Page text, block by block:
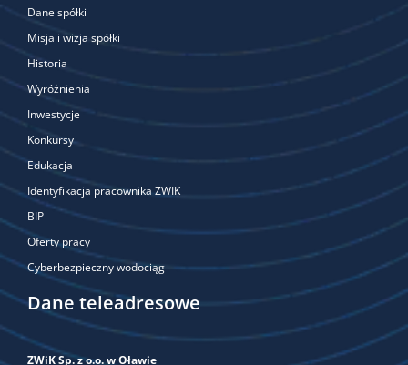
Dane spółki
Misja i wizja spółki
Historia
Wyróżnienia
Inwestycje
Konkursy
Edukacja
Identyfikacja pracownika ZWIK
BIP
Oferty pracy
Cyberbezpieczny wodociąg
Dane teleadresowe
ZWiK Sp. z o.o. w Oławie